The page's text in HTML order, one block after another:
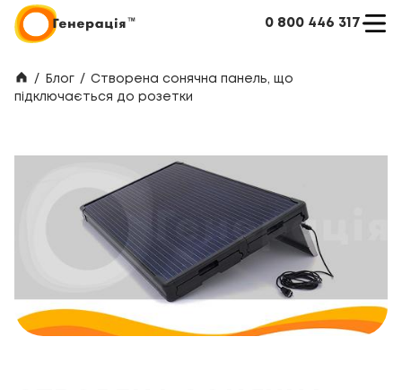
0 800 446 317
/ Блог / Створена сонячна панель, що
підключається до розетки